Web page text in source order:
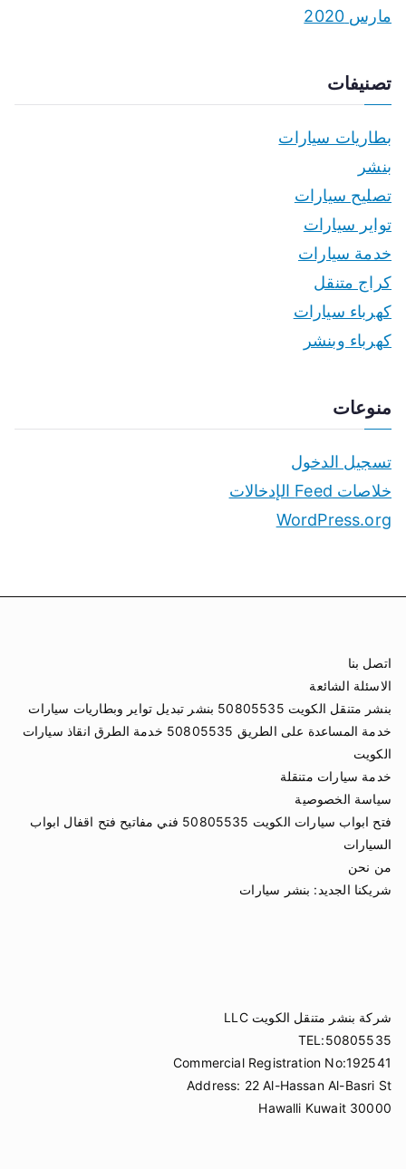
مارس 2020
تصنيفات
بطاريات سيارات
بنشر
تصليح سيارات
تواير سيارات
خدمة سيارات
كراج متنقل
كهرباء سيارات
كهرباء وبنشر
منوعات
تسجيل الدخول
خلاصات Feed الإدخالات
WordPress.org
اتصل بنا
الاسئلة الشائعة
بنشر متنقل الكويت 50805535 بنشر تبديل تواير وبطاريات سيارات
خدمة المساعدة على الطريق 50805535 خدمة الطرق انقاذ سيارات
الكويت
خدمة سيارات متنقلة
سياسة الخصوصية
فتح ابواب سيارات الكويت 50805535 فني مفاتيح فتح اقفال ابواب
السيارات
من نحن
شريكنا الجديد: بنشر سيارات
شركة بنشر متنقل الكويت LLC
TEL:50805535
Commercial Registration No:192541
Address: 22 Al-Hassan Al-Basri St
Hawalli Kuwait 30000